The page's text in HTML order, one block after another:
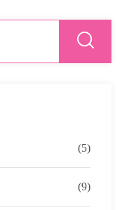
(5)
(9)